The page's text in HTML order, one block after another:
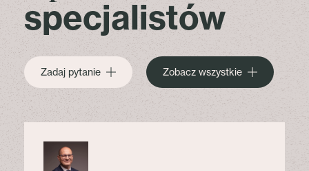
specjalistów
Zadaj pytanie Zobacz wszystkie